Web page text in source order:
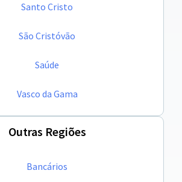
Santo Cristo
São Cristóvão
Saúde
Vasco da Gama
Outras Regiões
Bancários